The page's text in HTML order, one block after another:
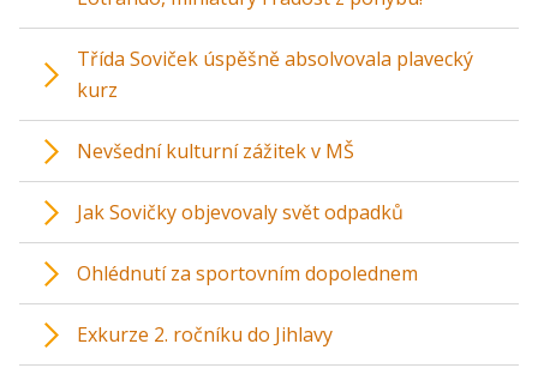
Třída Soviček úspěšně absolvovala plavecký
kurz
Nevšední kulturní zážitek v MŠ
Jak Sovičky objevovaly svět odpadků
Ohlédnutí za sportovním dopolednem
Exkurze 2. ročníku do Jihlavy